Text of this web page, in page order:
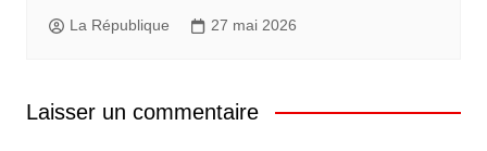
La République 27 mai 2026
Laisser un commentaire